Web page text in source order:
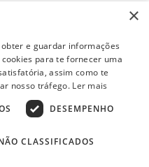
e frete válidos apenas
prevalece o valor do
sujeitas à análise e
0004-36 | Rua Quirino, 1294
×
e guardar informações
para te fornecer uma
assim como te
nosso tráfego. Ler mais
DESEMPENHO
CLASSIFICADOS